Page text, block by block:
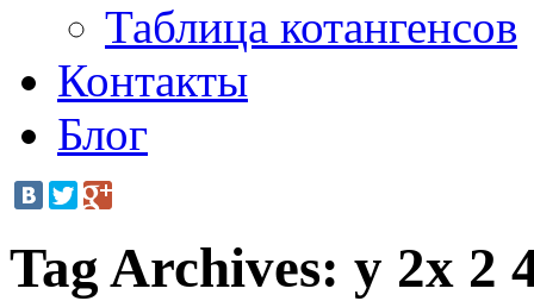
Таблица котангенсов
Контакты
Блог
Tag Archives: y 2x 2